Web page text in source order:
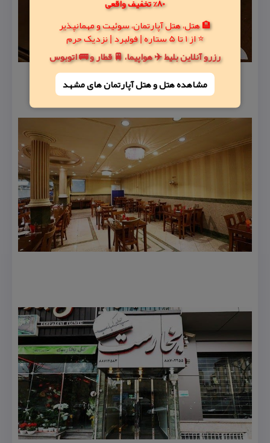
🏨 هتل، هتل آپارتمان، سوئیت و مهمانپذیر
⭐ از 1 تا 5 ستاره | فولبرد | نزدیک حرم
رزرو آنلاین بلیط ✈️ هواپیما، 🚆 قطار و 🚌 اتوبوس
مشاهده هتل و هتل‌ آپارتمان های مشهد